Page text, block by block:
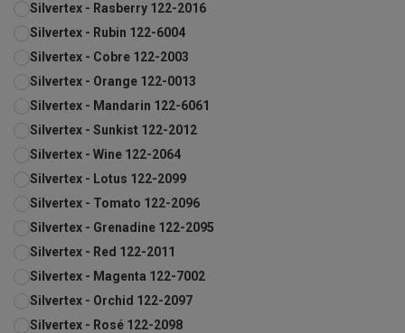
Silvertex - Rasberry 122-2016
Silvertex - Rubin 122-6004
Silvertex - Cobre 122-2003
Silvertex - Orange 122-0013
Silvertex - Mandarin 122-6061
Silvertex - Sunkist 122-2012
Silvertex - Wine 122-2064
Silvertex - Lotus 122-2099
Silvertex - Tomato 122-2096
Silvertex - Grenadine 122-2095
Silvertex - Red 122-2011
Silvertex - Magenta 122-7002
Silvertex - Orchid 122-2097
Silvertex - Rosé 122-2098